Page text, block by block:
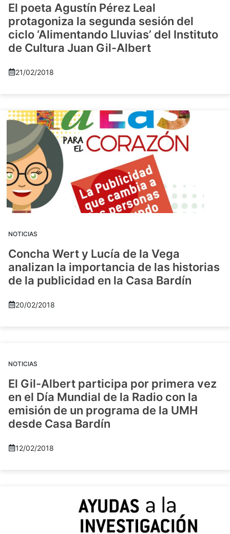
El poeta Agustín Pérez Leal
protagoniza la segunda sesión del
ciclo ‘Alimentando Lluvias’ del Instituto
de Cultura Juan Gil-Albert
21/02/2018
NOTICIAS
Concha Wert y Lucía de la Vega
analizan la importancia de las historias
de la publicidad en la Casa Bardín
20/02/2018
NOTICIAS
El Gil-Albert participa por primera vez
en el Día Mundial de la Radio con la
emisión de un programa de la UMH
desde Casa Bardín
12/02/2018